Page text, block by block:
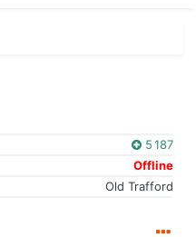
5 187
Offline
Old Trafford